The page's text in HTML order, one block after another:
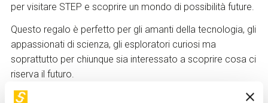
per visitare STEP e scoprire un mondo di possibilità future.
Questo regalo è perfetto per gli amanti della tecnologia, gli
appassionati di scienza, gli esploratori curiosi ma
soprattutto per chiunque sia interessato a scoprire cosa ci
riserva il futuro.
Non perdere l'opportunità di regalare il futuro!